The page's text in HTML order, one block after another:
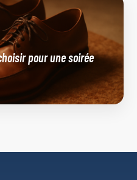
pour une soirée